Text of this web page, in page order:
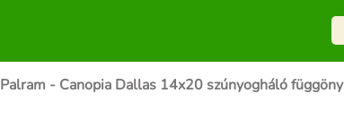
Palram - Canopia Dallas 14x20 szúnyogháló függöny